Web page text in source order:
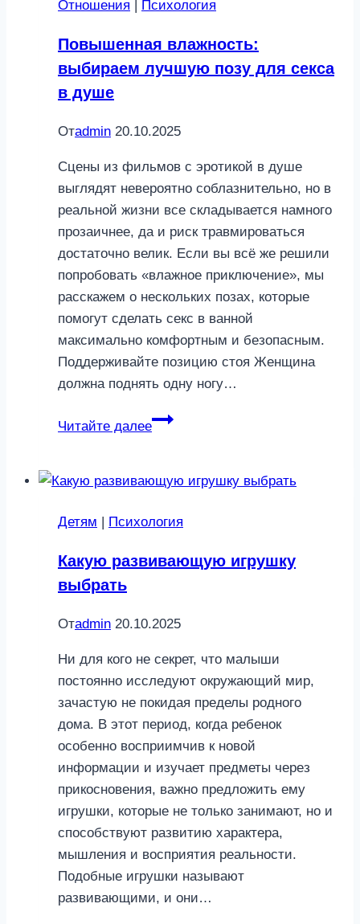
Отношения Психология
Повышенная влажность:
выбираем лучшую позу для секса
в душе
Отadmin 20.10.2025
Сцены из фильмов с эротикой в душе
выглядят невероятно соблазнительно, но в
реальной жизни все складывается намного
прозаичнее, да и риск травмироваться
достаточно велик. Если вы всё же решили
попробовать «влажное приключение», мы
расскажем о нескольких позах, которые
помогут сделать секс в ванной
максимально комфортным и безопасным.
Поддерживайте позицию стоя Женщина
должна поднять одну ногу…
Читайте далее
Повышенная
лучшую
для
в
Детям Психология
Какую развивающую игрушку
выбрать
Отadmin 20.10.2025
Ни для кого не секрет, что малыши
постоянно исследуют окружающий мир,
зачастую не покидая пределы родного
дома. В этот период, когда ребенок
особенно восприимчив к новой
информации и изучает предметы через
прикосновения, важно предложить ему
игрушки, которые не только занимают, но и
способствуют развитию характера,
мышления и восприятия реальности.
Подобные игрушки называют
развивающими, и они…